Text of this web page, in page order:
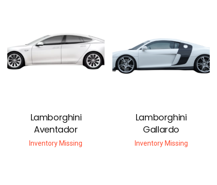
Lamborghini
Aventador
Inventory Missing
Lamborghini
Gallardo
Inventory Missing